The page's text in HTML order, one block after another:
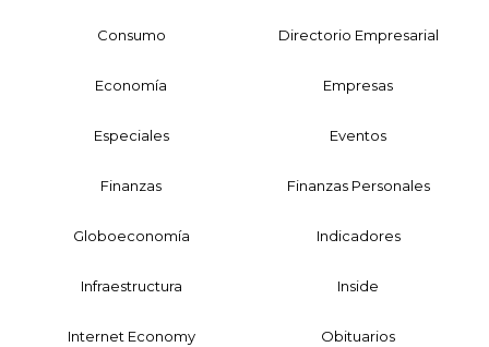
Consumo Directorio Empresarial
Economía Empresas
Especiales Eventos
Finanzas Finanzas Personales
Globoeconomía Indicadores
Infraestructura Inside
Internet Economy Obituarios